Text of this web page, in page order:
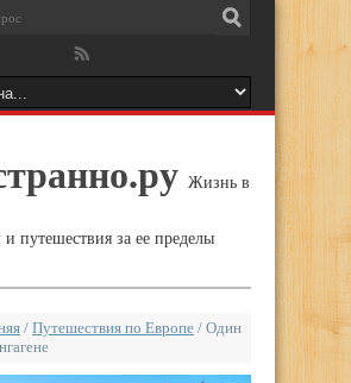
Жизнь в
путешествия за ее пределы
/ Путешествия по Европе / Один